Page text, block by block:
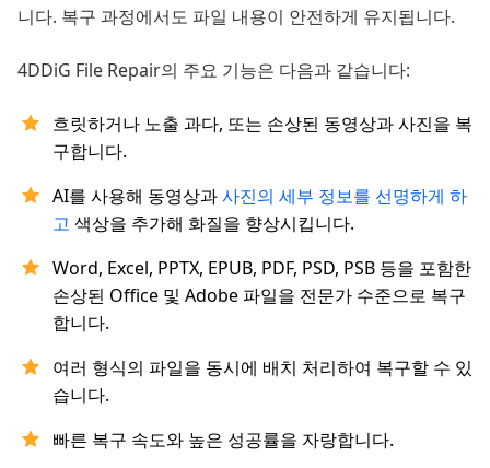
니다. 복구 과정에서도 파일 내용이 안전하게 유지됩니다.
4DDiG File Repair의 주요 기능은 다음과 같습니다:
흐릿하거나 노출 과다, 또는 손상된 동영상과 사진을 복
구합니다.
AI를 사용해 동영상과사진의 세부 정보를 선명하게 하
고 색상을 추가해 화질을 향상시킵니다.
Word, Excel, PPTX, EPUB, PDF, PSD, PSB 등을 포함한
손상된 Office 및 Adobe 파일을 전문가 수준으로 복구
합니다.
여러 형식의 파일을 동시에 배치 처리하여 복구할 수 있
습니다.
빠른 복구 속도와 높은 성공률을 자랑합니다.